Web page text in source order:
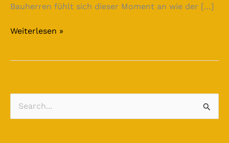
Bauherren fühlt sich dieser Moment an wie der […]
Weiterlesen »